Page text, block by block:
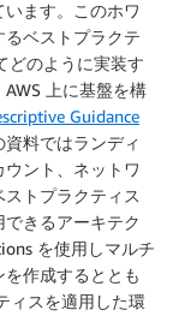
ます。このホワ
ベストプラクテ
どのように実装す
上に基盤を構
Guidance
料ではランディ
ント、ネットワ
トプラクティス
きるアーキテク
を使用しマルチ
作成するととも
ィスを適用した環